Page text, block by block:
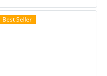
Best Seller